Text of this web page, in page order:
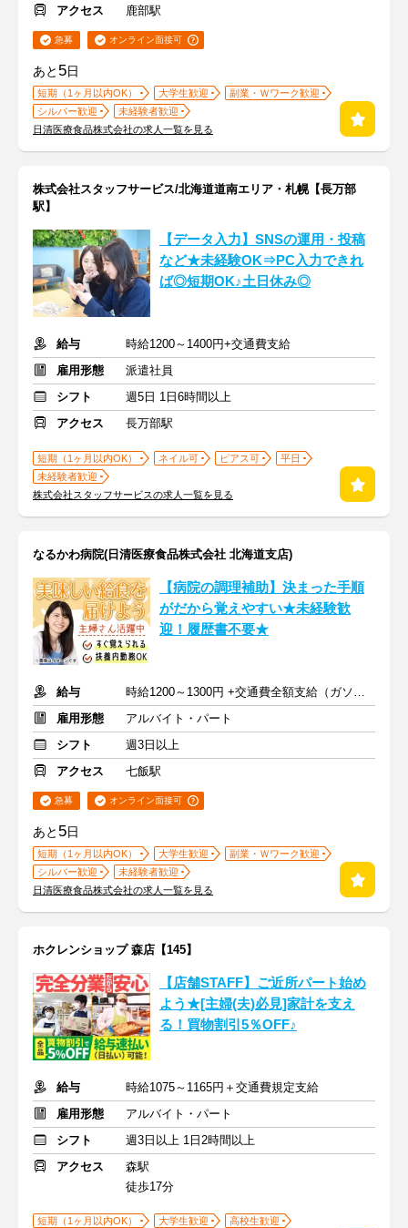
アクセス 鹿部駅
急募 オンライン面接可
あと 5日
短期（1ヶ月以内OK） 大学生歓迎
副業・Ｗワーク歓迎
シルバー歓迎
未経験者歓迎
日清医療食品株式会社の求人一覧を見る
株式会社スタッフサービス/北海道道南エリア・札幌【長万部
駅】
【データ入力】SNSの運用・投稿
など★未経験OK⇒PC入力できれ
ば◎短期OK♪土日休み◎
給与
時給1200～1400円+交通費支給
雇用形態
派遣社員
シフト
週5日 1日6時間以上
アクセス
長万部駅
短期（1ヶ月以内OK） ネイル可 ピアス可
平日
未経験者歓迎
株式会社スタッフサービスの求人一覧を見る
なるかわ病院(日清医療食品株式会社 北海道支店)
【病院の調理補助】決まった手順
がだから覚えやすい★未経験歓
迎！履歴書不要★
給与
時給1200～1300円 +交通費全額支給（ガソリン代も支給）
雇用形態
アルバイト・パート
シフト
週3日以上
アクセス
七飯駅
急募 オンライン面接可
あと 5日
短期（1ヶ月以内OK） 大学生歓迎
副業・Ｗワーク歓迎
シルバー歓迎
未経験者歓迎
日清医療食品株式会社の求人一覧を見る
ホクレンショップ 森店【145】
【店舗STAFF】ご近所パート始め
よう★[主婦(夫)必見]家計を支え
る！買物割引5％OFF♪
給与
時給1075～1165円＋交通費規定支給
雇用形態
アルバイト・パート
シフト
週3日以上 1日2時間以上
アクセス
森駅
徒歩17分
短期（1ヶ月以内OK） 大学生歓迎
高校生歓迎